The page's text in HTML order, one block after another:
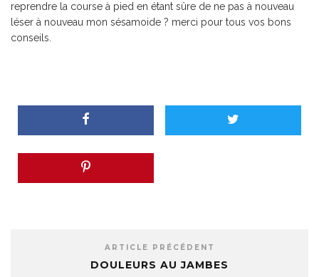
reprendre la course à pied en étant sûre de ne pas à nouveau
léser à nouveau mon sésamoide ? merci pour tous vos bons
conseils.
ARTICLE PRÉCÉDENT
DOULEURS AU JAMBES